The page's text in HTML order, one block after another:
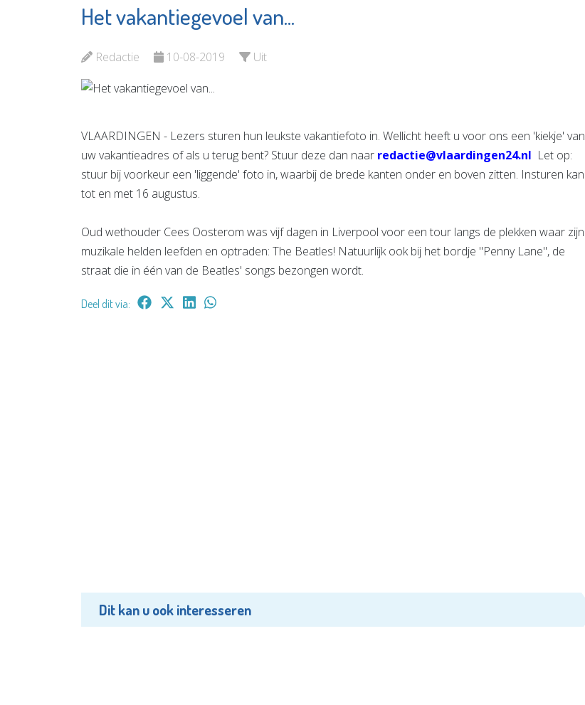
Het vakantiegevoel van...
Redactie 10-08-2019 Uit
VLAARDINGEN - Lezers sturen hun leukste vakantiefoto in. Wellicht heeft u voor ons een 'kiekje' van
uw vakantieadres of als u terug bent? Stuur deze dan naar redactie@vlaardingen24.nl Let op:
stuur bij voorkeur een 'liggende' foto in, waarbij de brede kanten onder en boven zitten. Insturen kan
tot en met 16 augustus.
Oud wethouder Cees Oosterom was vijf dagen in Liverpool voor een tour langs de plekken waar zijn
muzikale helden leefden en optraden: The Beatles! Natuurlijk ook bij het bordje "Penny Lane", de
straat die in één van de Beatles' songs bezongen wordt.
Deel dit via:
Dit kan u ook interesseren
Rotterdam The
Bekijk de pagina
Schildersbedrijf